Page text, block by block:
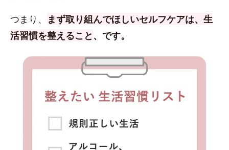
つまり、
まず取り組んでほしいセルフケアは、生
活習慣を整えること 、です。